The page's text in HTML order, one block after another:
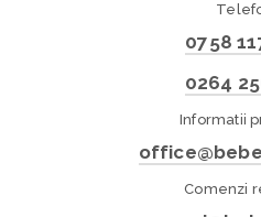
0758
0264
Informatii
Comenzi